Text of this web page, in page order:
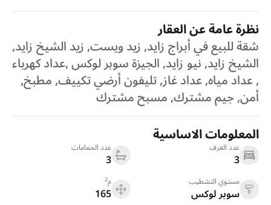
نظرة عامة عن العقار
شقة للبيع في أبراج زايد, زيد ويست, زيد الشيخ زايد,
الشيخ زايد, نيو زايد, الجيزة سوبر لوكس ,عداد كهرباء
, عداد مياه, عداد غاز, تليفون أرضي تكييف, مطبخ,
أمن, جيم مشترك, مسبح مشترك
المعلومات الاساسية
عدد الغرف
3
عدد الحمامات
3
مستوي التشطيب
سوبر لوكس
م2
165